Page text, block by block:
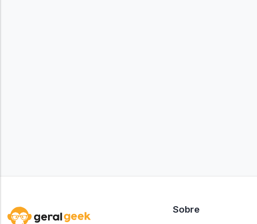
Sobre